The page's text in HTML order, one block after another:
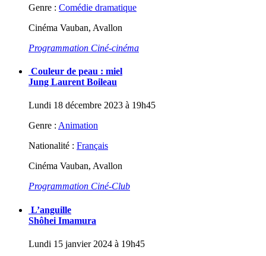
Genre : Comédie dramatique
Cinéma Vauban, Avallon
Programmation Ciné-cinéma
Couleur de peau : miel
Jung Laurent Boileau
Lundi 18 décembre 2023 à 19h45
Genre : Animation
Nationalité : Français
Cinéma Vauban, Avallon
Programmation Ciné-Club
L’anguille
Shôhei Imamura
Lundi 15 janvier 2024 à 19h45